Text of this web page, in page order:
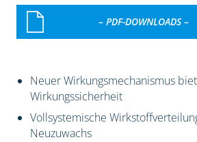
– PDF-DOWNLOADS –
Neuer Wirkungsmechanismus
Wirkungssicherheit
Vollsystemische
Neuzuwachs